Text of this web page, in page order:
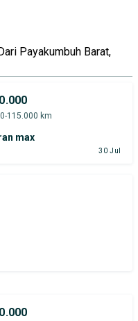
Payakumbuh Barat,
115.000 km
max
30 Jul